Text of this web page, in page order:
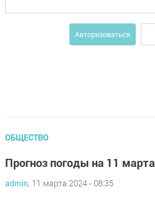
Авторизоваться
ОБЩЕСТВО
Прогноз погоды на 11 марта
admin, 11 марта 2024 - 08:35